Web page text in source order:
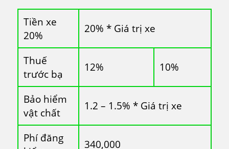
Tiền xe
20%
20% * Giá trị xe
Thuế
trước bạ
12% 10%
Bảo hiểm
vật chất
1.2 – 1.5% * Giá trị xe
Phí đăng
340,000